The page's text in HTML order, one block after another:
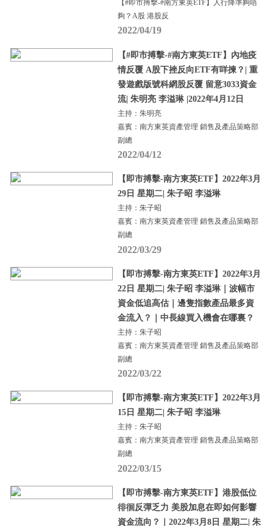
【#即市搏擊-#南方東英ETF】人行降準夠唔
夠？A股 港股反
2022/04/19
【#即市搏擊-#南方東英ETF】內地疫
情反覆 A股下挫反向ETF有咩揀？| 重
發遊戲版號科網股反覆 留意3033資金
流| 朱明亮 李溢琳 |2022年4月12日
主持：朱明亮
嘉賓：南方東英資產管理 銷售及產品策略部
副總
2022/04/12
【即市搏擊-南方東英ETF】2022年3月
29日 星期二| 朱子昭 李溢琳
主持：朱子昭
嘉賓：南方東英資產管理 銷售及產品策略部
副總
2022/03/29
【即市搏擊-南方東英ETF】2022年3月
22日 星期二| 朱子昭 李溢琳｜波幅市
資金低追高估｜邊隻指數產品最多資
金流入？｜中長線買入機會在哪裏？
主持：朱子昭
嘉賓：南方東英資產管理 銷售及產品策略部
副總
2022/03/22
【即市搏擊-南方東英ETF】2022年3月
15日 星期二| 朱子昭 李溢琳
主持：朱子昭
嘉賓：南方東英資產管理 銷售及產品策略部
副總
2022/03/15
【即市搏擊-南方東英ETF】港股低位
徘徊反彈乏力 美股加息在即如何影響
資金流向？｜2022年3月8日 星期二| 朱